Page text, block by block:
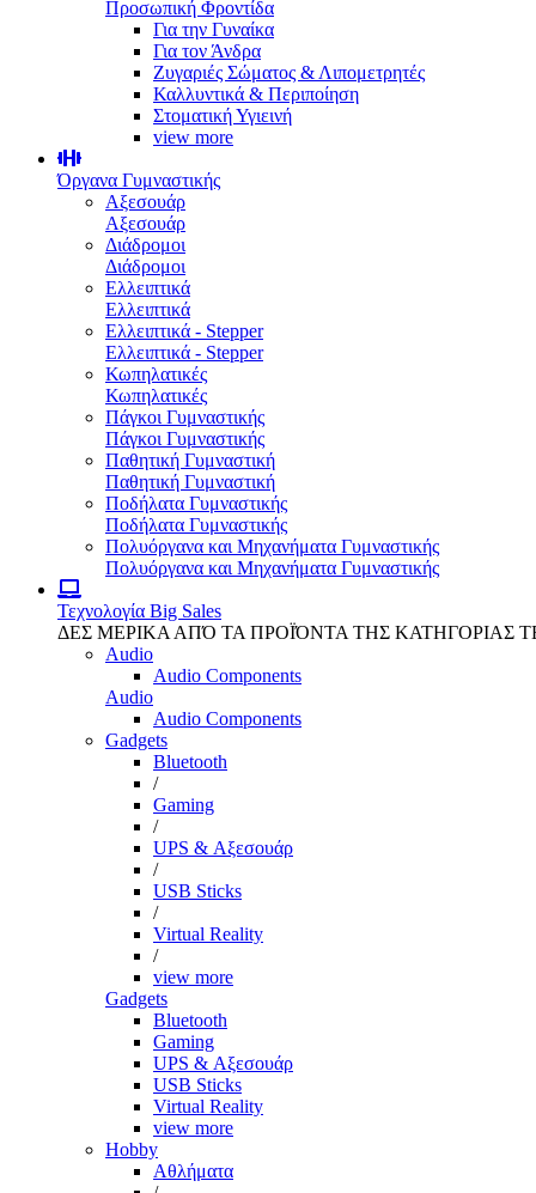
Προσωπική Φροντίδα
Για την Γυναίκα
Για τον Άνδρα
Ζυγαριές Σώματος & Λιπομετρητές
Καλλυντικά & Περιποίηση
Στοματική Υγιεινή
view more
Όργανα Γυμναστικής
Αξεσουάρ
Αξεσουάρ
Διάδρομοι
Διάδρομοι
Ελλειπτικά
Ελλειπτικά
Ελλειπτικά - Stepper
Ελλειπτικά - Stepper
Κωπηλατικές
Κωπηλατικές
Πάγκοι Γυμναστικής
Πάγκοι Γυμναστικής
Παθητική Γυμναστική
Παθητική Γυμναστική
Ποδήλατα Γυμναστικής
Ποδήλατα Γυμναστικής
Πολυόργανα και Μηχανήματα Γυμναστικής
Πολυόργανα και Μηχανήματα Γυμναστικής
Τεχνολογία Big Sales
ΔΕΣ ΜΕΡΙΚΑ ΑΠΌ ΤΑ ΠΡΟΪΌΝΤΑ ΤΗΣ ΚΑΤΗΓΟΡΙΑΣ
Audio
Audio Components
Audio
Audio Components
Gadgets
Bluetooth
/
Gaming
/
UPS & Αξεσουάρ
/
USB Sticks
/
Virtual Reality
/
view more
Gadgets
Bluetooth
Gaming
UPS & Αξεσουάρ
USB Sticks
Virtual Reality
view more
Hobby
Αθλήματα